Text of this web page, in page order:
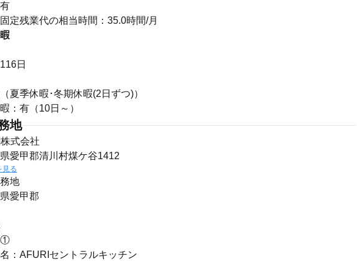
定残業代の相当時間：35.0時間/月
日
夏季休暇･冬期休暇(2日ずつ)）
：有（10日～）
地
式会社
愛甲郡清川村煤ケ谷1412
見る
地
愛甲郡
①
：AFURIセントラルキッチン